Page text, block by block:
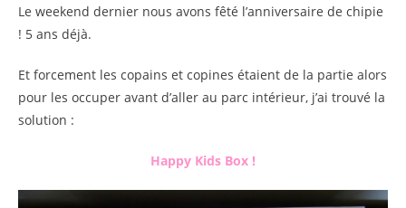
Le weekend dernier nous avons fêté l’anniversaire de chipie
! 5 ans déjà.
Et forcement les copains et copines étaient de la partie alors
pour les occuper avant d’aller au parc intérieur, j’ai trouvé la
solution :
Happy Kids Box !